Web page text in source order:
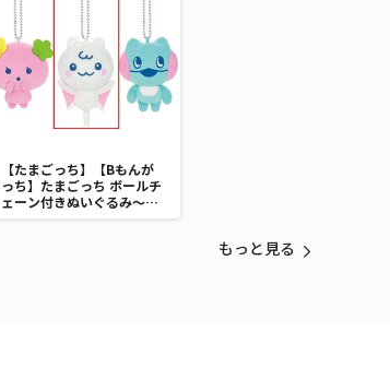
【たまごっち】【Bもんが
っち】たまごっち ボールチ
ェーン付きぬいぐるみ～
Tamagotchi Paradise～
もっと見る